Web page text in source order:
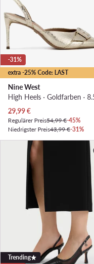
extra -25% Code: LAST
-31%
Nine West
Aktueller Preis
29,99€
Regulärer Preis54,99 €-45%
Niedrigster Preis43,99 €-31%
Trending